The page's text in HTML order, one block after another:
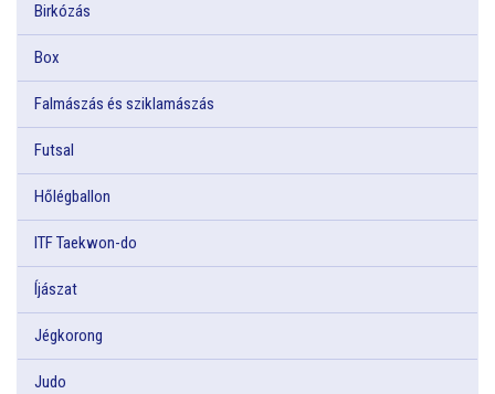
Birkózás
Box
Falmászás és sziklamászás
Futsal
Hőlégballon
ITF Taekwon-do
Íjászat
Jégkorong
Judo